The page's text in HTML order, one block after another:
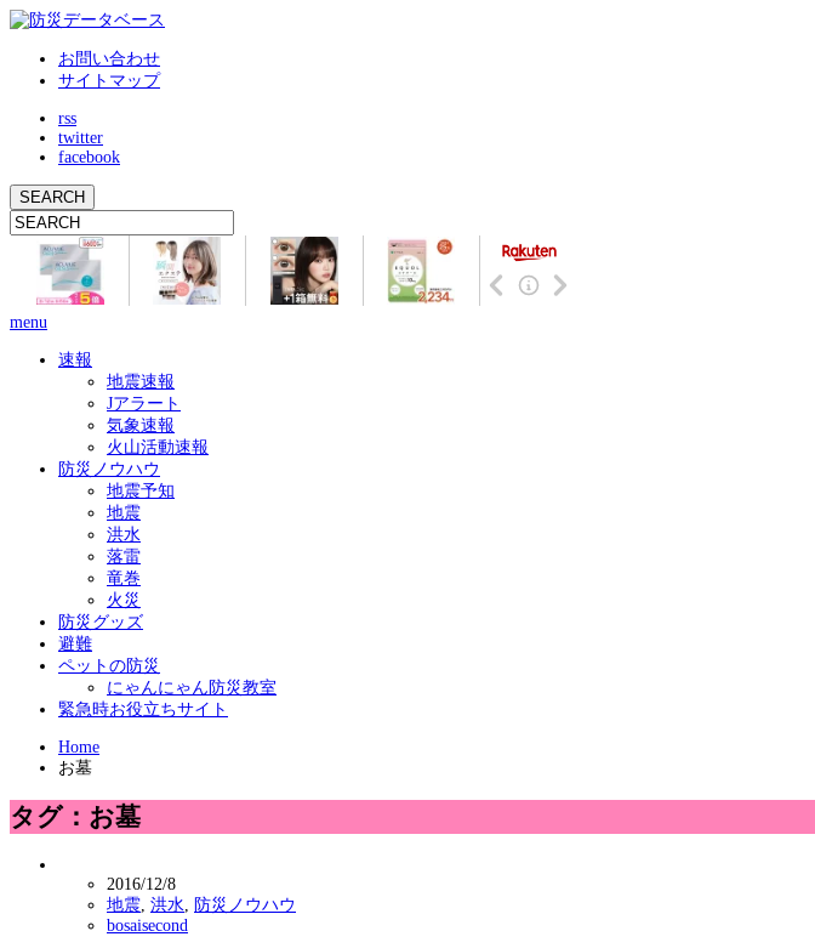
お問い合わせ
サイトマップ
rss
twitter
facebook
menu
速報
地震速報
Jアラート
気象速報
火山活動速報
防災ノウハウ
地震予知
地震
洪水
落雷
竜巻
火災
防災グッズ
避難
ペットの防災
にゃんにゃん防災教室
緊急時お役立ちサイト
Home
お墓
タグ：お墓
2016/12/8
地震 洪水
防災ノウハウ
bosaisecond